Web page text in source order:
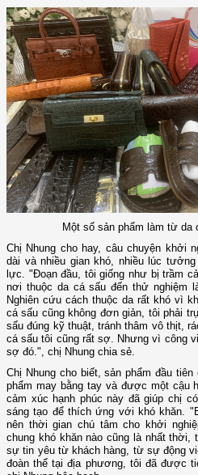
Một số sản phẩm làm từ da
Chị Nhung cho hay, câu chuyện khởi
dài và nhiều gian khó, nhiều lúc
lực. "Đoạn đầu, tôi giống như bị trầm
nơi thuộc da cá sấu đến thử nghiệm
Nghiên cứu cách thuộc da rất khó vì
cá sấu cũng không đơn giản, tôi phải
sấu đúng kỹ thuật, tránh thâm vô thịt,
cá sấu tôi cũng rất sợ. Nhưng vì công
sợ đó.", chị Nhung chia sẻ.
Chị Nhung cho biết, sản phẩm đầu
phẩm may bằng tay và được một cậu
cảm xúc hạnh phúc này đã giúp chị
sáng tạo để thích ứng với khó khăn.
nên thời gian chú tâm cho khởi
chung khó khăn nào cũng là nhất thời,
sự tin yêu từ khách hàng, từ sự động
đoàn thể tại địa phương, tôi đã được